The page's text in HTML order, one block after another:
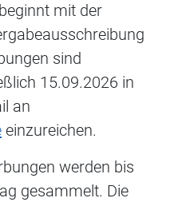
mit der
sind
15.09.2026 in
an
einzureichen.
werden bis
gesammelt. Die